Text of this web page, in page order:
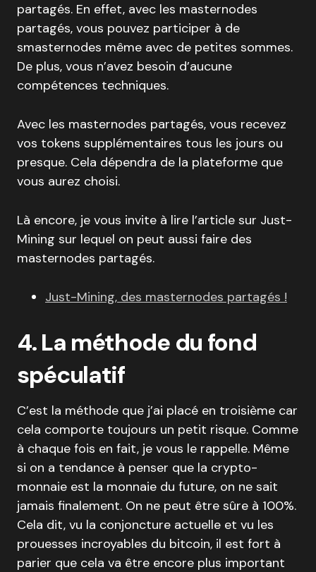
partagés. En effet, avec les masternodes
partagés, vous pouvez participer à de
smasternodes même avec de petites sommes.
De plus, vous n’avez besoin d’aucune
compétences techniques.
Avec les masternodes partagés, vous recevez
vos tokens supplémentaires tous les jours ou
presque. Cela dépendra de la plateforme que
vous aurez choisi.
Là encore, je vous invite à lire l’article sur Just-
Mining sur lequel on peut aussi faire des
masternodes partagés.
Just-Mining, des masternodes partagés !
4. La méthode du fond
spéculatif
C’est la méthode que j’ai placé en troisième car
cela comporte toujours un petit risque. Comme
à chaque fois en fait, je vous le rappelle. Même
si on a tendance à penser que la crypto-
monnaie est la monnaie du future, on ne sait
jamais finalement. On ne peut être sûre à 100%.
Cela dit, vu la conjoncture actuelle et vu les
prouesses incroyables du bitcoin, il est fort à
parier que cela va être encore plus important